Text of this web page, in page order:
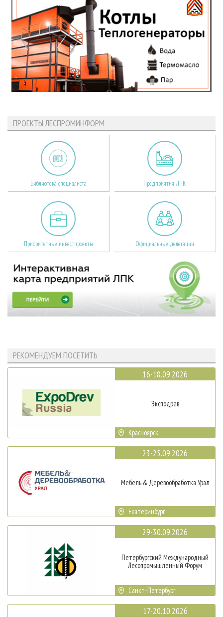
ПРОЕКТЫ ЛЕСПРОМИНФОРМ
Библиотека специалиста Предприятия ЛПК
Приоритетные инвестпроекты Официальные делегации
РЕКОМЕНДУЕМ ПОСЕТИТЬ
16-18.09.2026
Эксподрев
Красноярск
23-25.09.2026
Мебель & Деревообработка Урал
Екатеринбург
29-30.09.2026
Петербургский Международный
Лесопромышленный Форум
Санкт-Петербург
17-20.10.2026